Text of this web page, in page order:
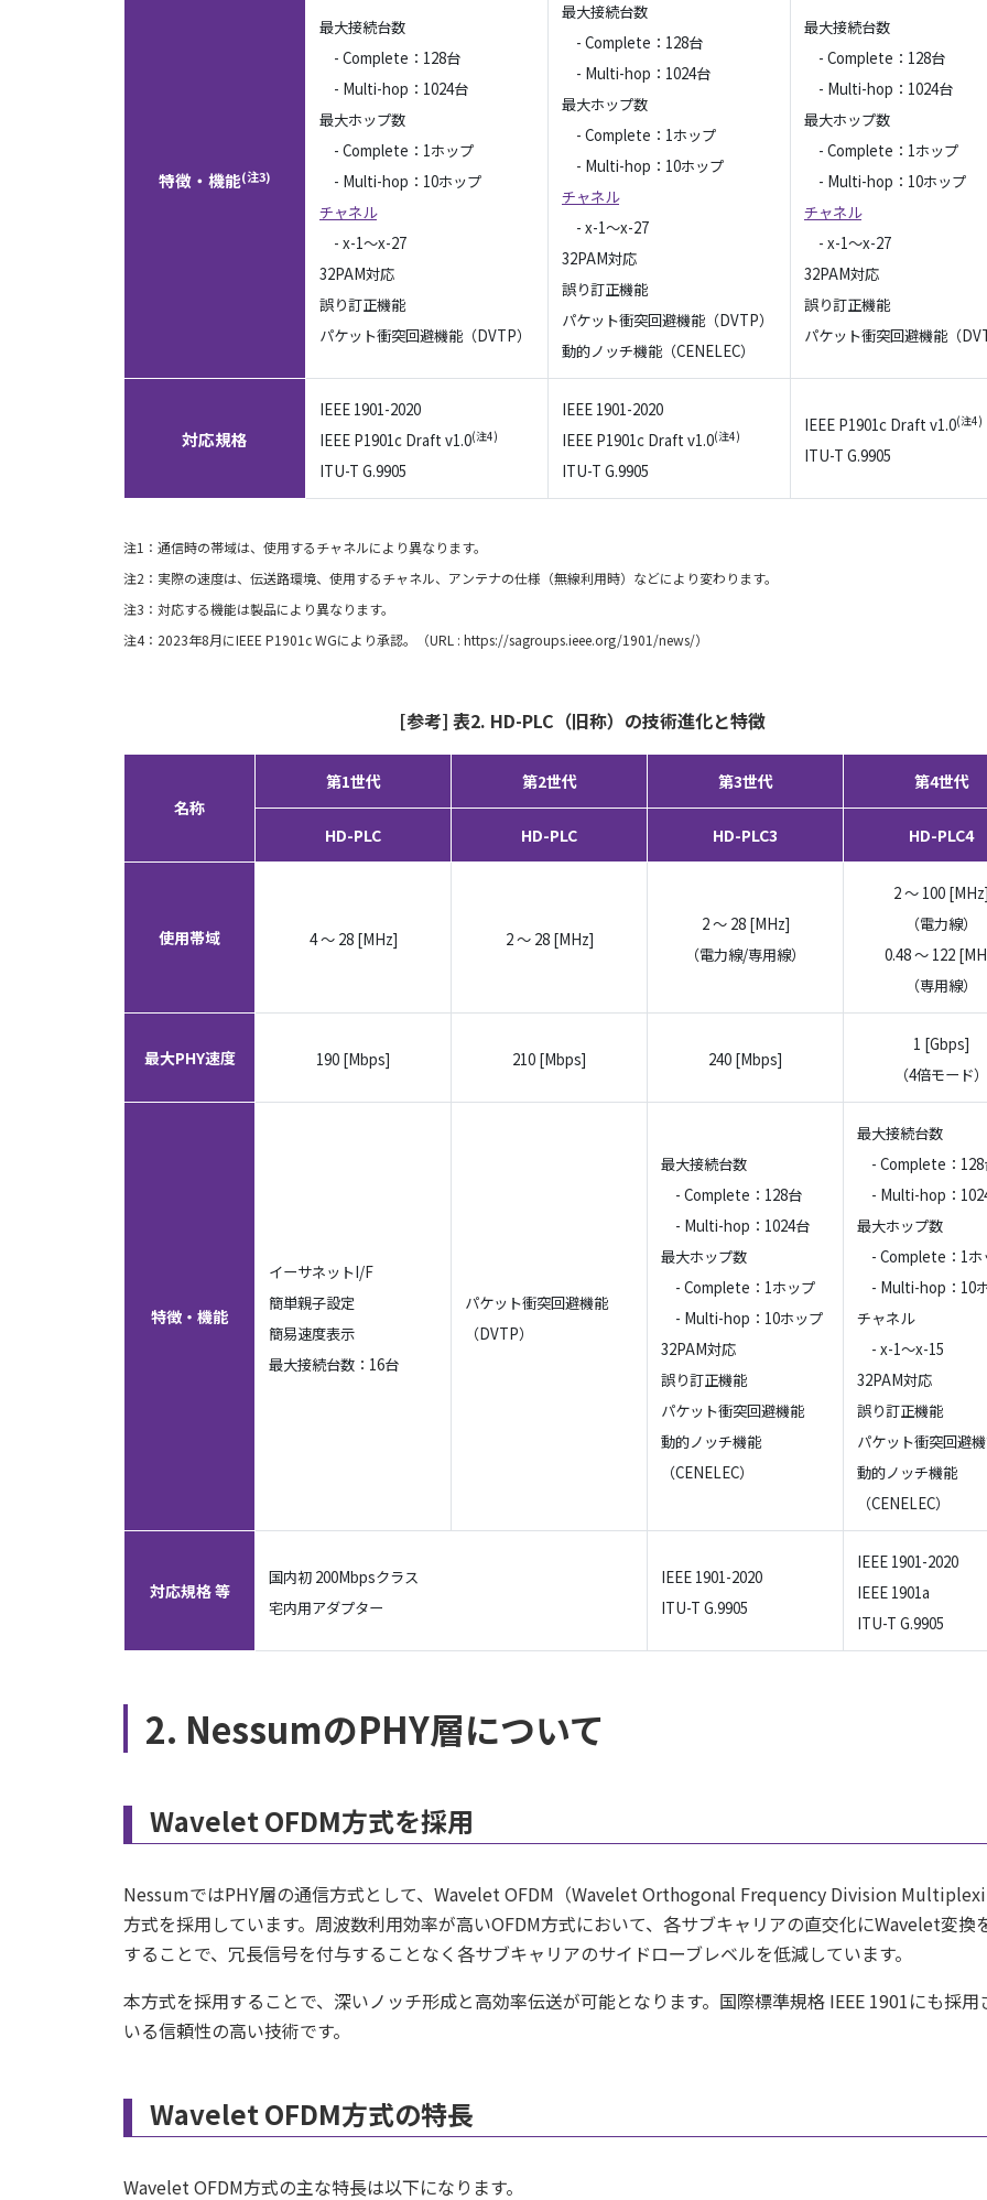
特徴・機能(注3)
最大接続台数
- Complete：128台
- Multi-hop：1024台
最大ホップ数
- Complete：1ホップ
- Multi-hop：10ホップ
チャネル
- x-1～x-27
32PAM対応
誤り訂正機能
パケット衝突回避機能（DVTP）
最大接続台数
- Complete：128台
- Multi-hop：1024台
最大ホップ数
- Complete：1ホップ
- Multi-hop：10ホップ
チャネル
- x-1～x-27
32PAM対応
誤り訂正機能
パケット衝突回避機能（DVTP）
動的ノッチ機能（CENELEC）
最大接続台数
- Complete：128台
- Multi-hop：1024台
最大ホップ数
- Complete：1ホップ
- Multi-hop：10ホップ
チャネル
- x-1～x-27
32PAM対応
誤り訂正機能
パケット衝突回避機能（
対応規格
IEEE 1901-2020
IEEE P1901c Draft v1.0(注4)
ITU-T G.9905
IEEE 1901-2020
IEEE P1901c Draft v1.0(注4)
ITU-T G.9905
IEEE P1901c Draft v1.0(注4)
ITU-T G.9905
注1：通信時の帯域は、使用するチャネルにより異なります。
注2：実際の速度は、伝送路環境、使用するチャネル、アンテナの仕様（無線利用時）などにより変わります。
注3：対応する機能は製品により異なります。
注4：2023年8月にIEEE P1901c WGにより承認。（URL : https://sagroups.ieee.org/1901/news/）
[参考] 表2. HD-PLC（旧称）の技術進化と特徴
名称
第1世代 第2世代 第3世代 第4世代
HD-PLC HD-PLC HD-PLC3 HD-PLC4
使用帯域 4 ～ 28 [MHz] 2 ～ 28 [MHz]
2 ～ 28 [MHz]
（電力線/専用線）
2 ～ 100
（電力線）
0.48 ～ 122
（専用線）
最大PHY速度 190 [Mbps] 210 [Mbps] 240 [Mbps]
1 [Gbps]
（4倍モード）
特徴・機能
イーサネットI/F
簡単親子設定
簡易速度表示
最大接続台数：16台
パケット衝突回避機能
（DVTP）
最大接続台数
- Complete：128台
- Multi-hop：1024台
最大ホップ数
- Complete：1ホップ
- Multi-hop：10ホップ
32PAM対応
誤り訂正機能
パケット衝突回避機能
動的ノッチ機能
（CENELEC）
最大接続台数
- Complete：128
- Multi-hop：
最大ホップ数
- Complete：1ホ
- Multi-hop：10
チャネル
- x-1～x-15
32PAM対応
誤り訂正機能
パケット衝突回避
動的ノッチ機能
（CENELEC）
対応規格 等
国内初 200Mbpsクラス
宅内用アダプター
IEEE 1901-2020
ITU-T G.9905
IEEE 1901-2020
IEEE 1901a
ITU-T G.9905
2. NessumのPHY層について
Wavelet OFDM方式を採用
NessumではPHY層の通信方式として、Wavelet OFDM（Wavelet Orthogonal Frequency Division
方式を採用しています。周波数利用効率が高いOFDM方式において、各サブキャリアの直交化にWavelet変換
することで、冗長信号を付与することなく各サブキャリアのサイドローブレベルを低減しています。
本方式を採用することで、深いノッチ形成と高効率伝送が可能となります。国際標準規格 IEEE 1901にも採用
いる信頼性の高い技術です。
Wavelet OFDM方式の特長
Wavelet OFDM方式の主な特長は以下になります。